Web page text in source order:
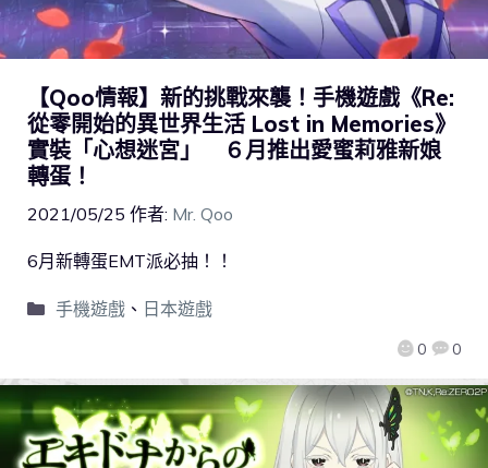
【Qoo情報】新的挑戰來襲！手機遊戲《Re:
從零開始的異世界生活 Lost in Memories》
實裝「心想迷宮」 ６月推出愛蜜莉雅新娘
轉蛋！
2021/05/25 作者: Mr. Qoo
0 0
6月新轉蛋EMT派必抽！！
手機遊戲、 日本遊戲